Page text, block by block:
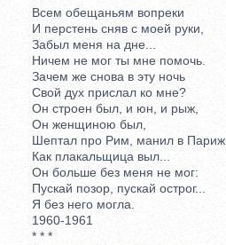
Всем обещаньям вопреки
И перстень сняв с моей руки,
Забыл меня на дне...
Ничем не мог ты мне помочь.
Зачем же снова в эту ночь
Свой дух прислал ко мне?
Он строен был, и юн, и рыж,
Он женщиною был,
Шептал про Рим, манил в Париж,
Как плакальщица выл...
Он больше без меня не мог:
Пускай позор, пускай острог...
Я без него могла.
1960-1961
* * *